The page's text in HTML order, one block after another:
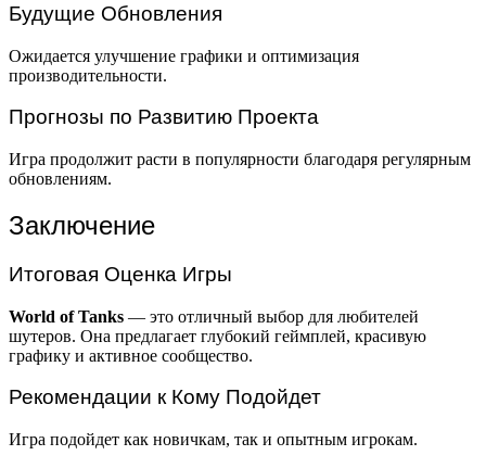
Будущие Обновления
Ожидается улучшение графики и оптимизация
производительности.
Прогнозы по Развитию Проекта
Игра продолжит расти в популярности благодаря регулярным
обновлениям.
Заключение
Итоговая Оценка Игры
World of Tanks — это отличный выбор для любителей
шутеров. Она предлагает глубокий геймплей, красивую
графику и активное сообщество.
Рекомендации к Кому Подойдет
Игра подойдет как новичкам, так и опытным игрокам.